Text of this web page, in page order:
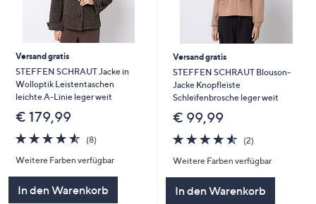
Versand gratis
STEFFEN SCHRAUT Jacke in
Wolloptik Leistentaschen
leichte A-Linie leger weit
€ 179,99
4.5
von
5
(8)
Weitere Farben verfügbar
In den Warenkorb
Versand gratis
STEFFEN SCHRAUT Blouson-
Jacke Knopfleiste
Schleifenbrosche leger weit
€ 99,99
4.5
von
5
(2)
Weitere Farben verfügbar
In den Warenkorb